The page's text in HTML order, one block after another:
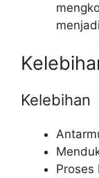
Kelebihan
Proses